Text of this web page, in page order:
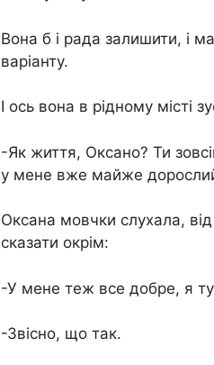
Вона б і рада залишити, і
варіанту.
І ось вона в рідному місті
-Як життя, Оксано? Ти
у мене вже майже
Оксана мовчки слухала, від
сказати окрім:
-У мене теж все добре, я
-Звісно, що так.